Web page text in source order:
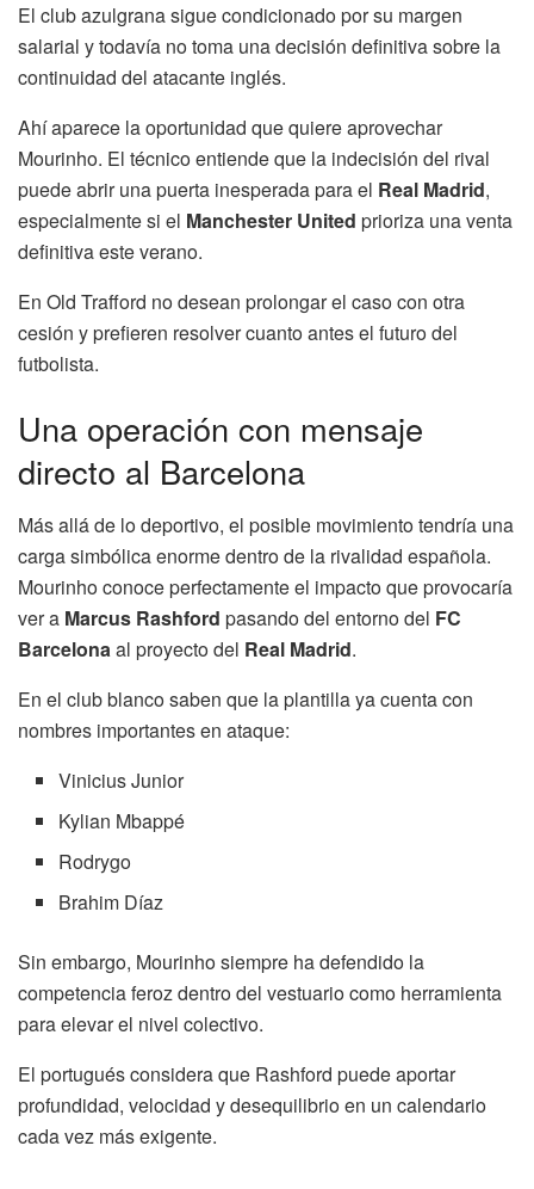
El club azulgrana sigue condicionado por su margen
salarial y todavía no toma una decisión definitiva sobre la
continuidad del atacante inglés.
Ahí aparece la oportunidad que quiere aprovechar
Mourinho. El técnico entiende que la indecisión del rival
puede abrir una puerta inesperada para el Real Madrid,
especialmente si el Manchester United prioriza una venta
definitiva este verano.
En Old Trafford no desean prolongar el caso con otra
cesión y prefieren resolver cuanto antes el futuro del
futbolista.
Una operación con mensaje
directo al Barcelona
Más allá de lo deportivo, el posible movimiento tendría una
carga simbólica enorme dentro de la rivalidad española.
Mourinho conoce perfectamente el impacto que provocaría
ver a Marcus Rashford pasando del entorno del FC
Barcelona al proyecto del Real Madrid.
En el club blanco saben que la plantilla ya cuenta con
nombres importantes en ataque:
Vinicius Junior
Kylian Mbappé
Rodrygo
Brahim Díaz
Sin embargo, Mourinho siempre ha defendido la
competencia feroz dentro del vestuario como herramienta
para elevar el nivel colectivo.
El portugués considera que Rashford puede aportar
profundidad, velocidad y desequilibrio en un calendario
cada vez más exigente.